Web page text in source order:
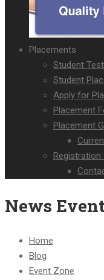
Placements
Student
Student
Apply for
Placement
Placement
Registration
News
Home
Blog
Event Zone